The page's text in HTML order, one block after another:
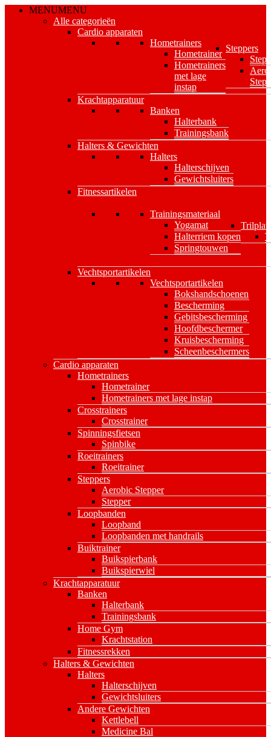
Skip
MENUMENU
Alle categorieën
Cardio apparaten
Hometrainers
Hometrainer
Hometrainers
met lage
instap
Steppers
Krachtapparatuur
Banken
Halterbank
Trainingsbank
Halters & Gewichten
Halters
Halterschijven
Gewichtsluiters
Fitnessartikelen
Trainingsmateriaal
Yogamat
Halterriem kopen
Springtouwen
Vechtsportartikelen
Vechtsportartikelen
Bokshandschoenen
Bescherming
Gebitsbescherming
Hoofdbeschermer
Kruisbescherming
Scheenbeschermers
Cardio apparaten
Hometrainers
Hometrainer
Hometrainers met lage instap
Crosstrainers
Crosstrainer
Spinningsfietsen
Spinbike
Roeitrainers
Roeitrainer
Steppers
Aerobic Stepper
Stepper
Loopbanden
Loopband
Loopbanden met handrails
Buiktrainer
Buikspierbank
Buikspierwiel
Krachtapparatuur
Banken
Halterbank
Trainingsbank
Home Gym
Krachtstation
Fitnessrekken
Halters & Gewichten
Halters
Halterschijven
Gewichtsluiters
Andere Gewichten
Kettlebell
Medicine Bal